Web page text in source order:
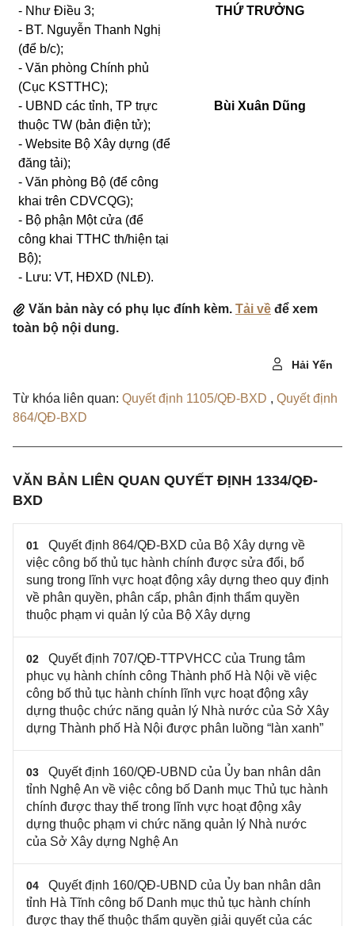
- Như Điều 3;
- BT. Nguyễn Thanh Nghị
(để b/c);
- Văn phòng Chính phủ
(Cục KSTTHC);
- UBND các tỉnh, TP trực
thuộc TW (bản điện tử);
-Website Bộ Xây dựng (để
đăng tải);
- Văn phòng Bộ (để công
khai trên CDVCQG);
- Bộ phận Một cửa (để
công khai TTHC th/hiện tại
Bộ);
- Lưu: VT, HĐXD (NLĐ).
THỨ TRƯỞNG
Bùi Xuân Dũng
Văn bản này có phụ lục đính kèm. Tải về để xem
toàn bộ nội dung.
Hải Yến
Từ khóa liên quan: Quyết định 1105/QĐ-BXD , Quyết định
864/QĐ-BXD
VĂN BẢN LIÊN QUAN QUYẾT ĐỊNH 1334/QĐ-
BXD
01
Quyết định 864/QĐ-BXD của Bộ Xây dựng về
việc công bố thủ tục hành chính được sửa đổi, bổ
sung trong lĩnh vực hoạt động xây dựng theo quy định
về phân quyền, phân cấp, phân định thẩm quyền
thuộc phạm vi quản lý của Bộ Xây dựng
02
Quyết định 707/QĐ-TTPVHCC của Trung tâm
phục vụ hành chính công Thành phố Hà Nội về việc
công bố thủ tục hành chính lĩnh vực hoạt động xây
dựng thuộc chức năng quản lý Nhà nước của Sở Xây
dựng Thành phố Hà Nội được phân luồng “làn xanh”
03
Quyết định 160/QĐ-UBND của Ủy ban nhân dân
tỉnh Nghệ An về việc công bố Danh mục Thủ tục hành
chính được thay thế trong lĩnh vực hoạt động xây
dựng thuộc phạm vi chức năng quản lý Nhà nước
của Sở Xây dựng Nghệ An
04
Quyết định 160/QĐ-UBND của Ủy ban nhân dân
tỉnh Hà Tĩnh công bố Danh mục thủ tục hành chính
được thay thế thuộc thẩm quyền giải quyết của các